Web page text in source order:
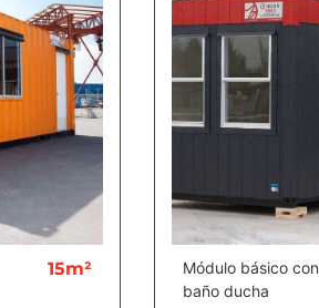
15m²
Módulo básico con
baño ducha